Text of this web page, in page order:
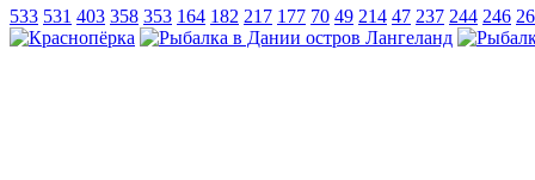
533 531 403 358 353 164 182 217 177 70 49 214 47 237 244 246